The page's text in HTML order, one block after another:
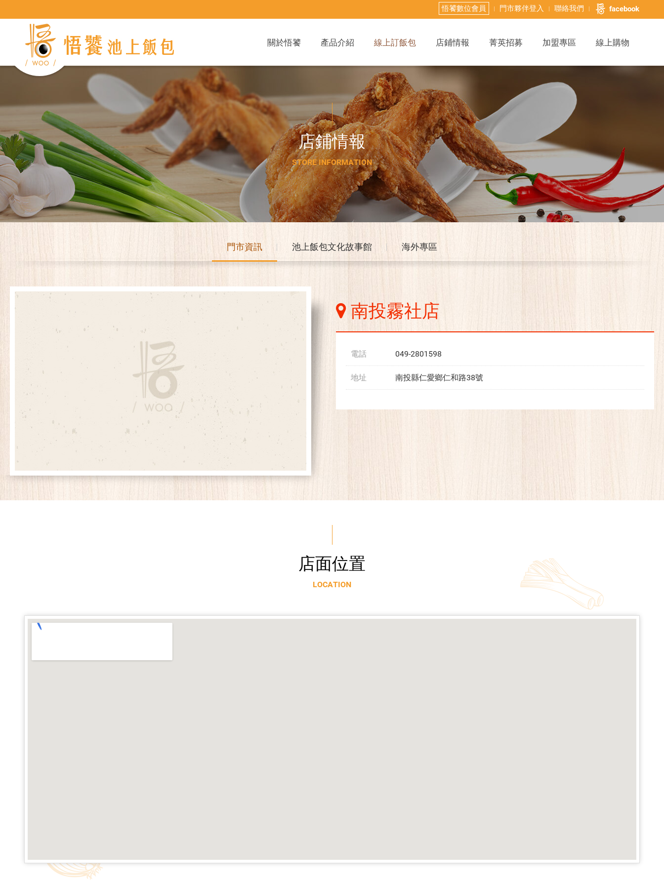
悟饕數位會員 門市夥伴登入 聯絡我們 facebook
關於悟饕 產品介紹 線上訂飯包 店鋪情報 菁英招募 加盟專區 線上購物
店鋪情報
STORE INFORMATION
門市資訊 池上飯包文化故事館 海外專區
南投霧社店
電話 049-2801598
地址 南投縣仁愛鄉仁和路38號
店面位置
LOCATION